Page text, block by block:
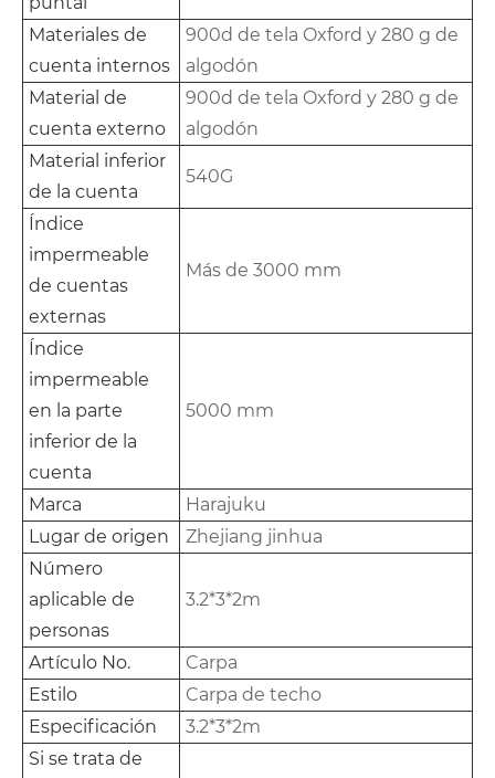
Materiales de
cuenta internos
900d de tela Oxford y 280 g de
algodón
Material de
cuenta externo
900d de tela Oxford y 280 g de
algodón
Material inferior
de la cuenta
540G
Índice
impermeable
de cuentas
externas
Más de 3000 mm
Índice
impermeable
en la parte
inferior de la
cuenta
5000 mm
Marca
Harajuku
Lugar de origen
Zhejiang jinhua
Número
aplicable de
personas
3.2*3*2m
Artículo No.
Carpa
Estilo
Carpa de techo
Especificación
3.2*3*2m
Si se trata de